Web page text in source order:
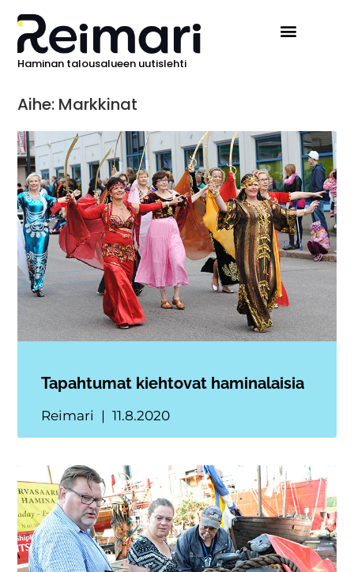
Haminan talousalueen uutislehti
Aihe: Markkinat
Tapahtumat kiehtovat haminalaisia
Reimari 11.8.2020